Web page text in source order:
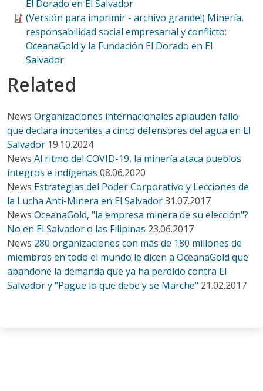
El Dorado en El Salvador
(Versión para imprimir - archivo grande!) Minería,
responsabilidad social empresarial y conflicto:
OceanaGold y la Fundación El Dorado en El
Salvador
Related
News Organizaciones internacionales aplauden fallo
que declara inocentes a cinco defensores del agua en El
Salvador 19.10.2024
News Al ritmo del COVID-19, la minería ataca pueblos
íntegros e indígenas 08.06.2020
News Estrategias del Poder Corporativo y Lecciones de
la Lucha Anti-Minera en El Salvador31.07.2017
News OceanaGold, "la empresa minera de su elección"?
No en El Salvador o las Filipinas 23.06.2017
News 280 organizaciones con más de 180 millones de
miembros en todo el mundo le dicen a OceanaGold que
abandone la demanda que ya ha perdido contra El
Salvador y "Pague lo que debe y se Marche" 21.02.2017